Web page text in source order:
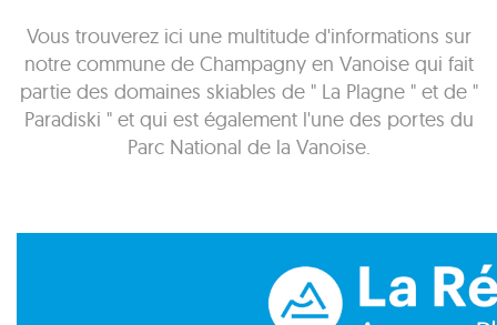
Vous trouverez ici une multitude d'informations sur
notre commune de Champagny en Vanoise qui fait
partie des domaines skiables de " La Plagne " et de "
Paradiski " et qui est également l'une des portes du
Parc National de la Vanoise.